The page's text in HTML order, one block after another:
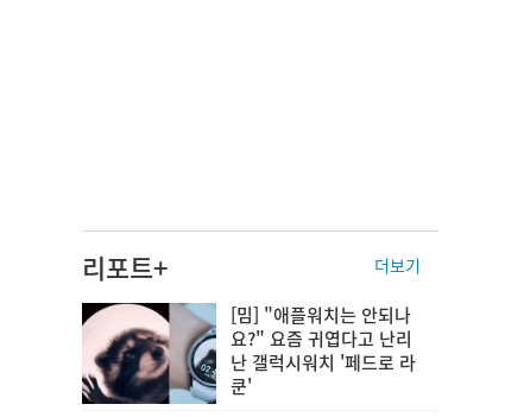
리포트+ 더보기
[밈] "애플워치는 안되나
요?" 요즘 귀엽다고 난리
난 갤럭시워치 '페드로 라
쿤'